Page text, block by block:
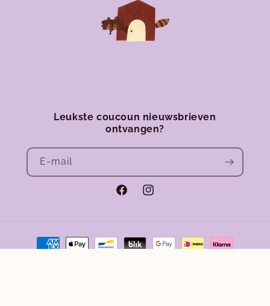
Leukste coucoun nieuwsbrieven
ontvangen?
E‑mail
FacebookInstagram
Betaalmethoden